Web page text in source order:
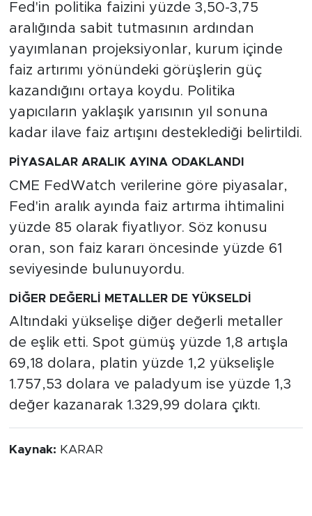
Fed'in politika faizini yüzde 3,50-3,75
aralığında sabit tutmasının ardından
yayımlanan projeksiyonlar, kurum içinde
faiz artırımı yönündeki görüşlerin güç
kazandığını ortaya koydu. Politika
yapıcıların yaklaşık yarısının yıl sonuna
kadar ilave faiz artışını desteklediği belirtildi.
PİYASALAR ARALIK AYINA ODAKLANDI
CME FedWatch verilerine göre piyasalar,
Fed'in aralık ayında faiz artırma ihtimalini
yüzde 85 olarak fiyatlıyor. Söz konusu
oran, son faiz kararı öncesinde yüzde 61
seviyesinde bulunuyordu.
DİĞER DEĞERLİ METALLER DE YÜKSELDİ
Altındaki yükselişe diğer değerli metaller
de eşlik etti. Spot gümüş yüzde 1,8 artışla
69,18 dolara, platin yüzde 1,2 yükselişle
1.757,53 dolara ve paladyum ise yüzde 1,3
değer kazanarak 1.329,99 dolara çıktı.
Kaynak: KARAR